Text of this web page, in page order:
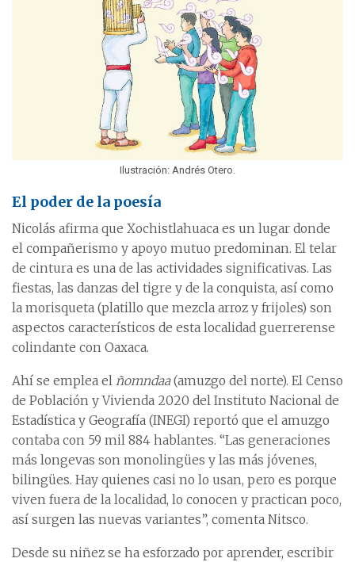
Ilustración: Andrés Otero.
El poder de la poesía
Nicolás afirma que Xochistlahuaca es un lugar donde
el compañerismo y apoyo mutuo predominan. El telar
de cintura es una de las actividades significativas. Las
fiestas, las danzas del tigre y de la conquista, así como
la morisqueta (platillo que mezcla arroz y frijoles) son
aspectos característicos de esta localidad guerrerense
colindante con Oaxaca.
Ahí se emplea el ñomndaa(amuzgo del norte). El Censo
de Población y Vivienda 2020 del Instituto Nacional de
Estadística y Geografía (INEGI) reportó que el amuzgo
contaba con 59 mil 884 hablantes. “Las generaciones
más longevas son monolingües y las más jóvenes,
bilingües. Hay quienes casi no lo usan, pero es porque
viven fuera de la localidad, lo conocen y practican poco,
así surgen las nuevas variantes”, comenta Nitsco.
Desde su niñez se ha esforzado por aprender, escribir